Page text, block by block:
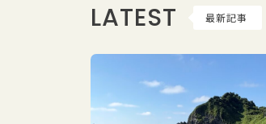
LATEST 最新記事